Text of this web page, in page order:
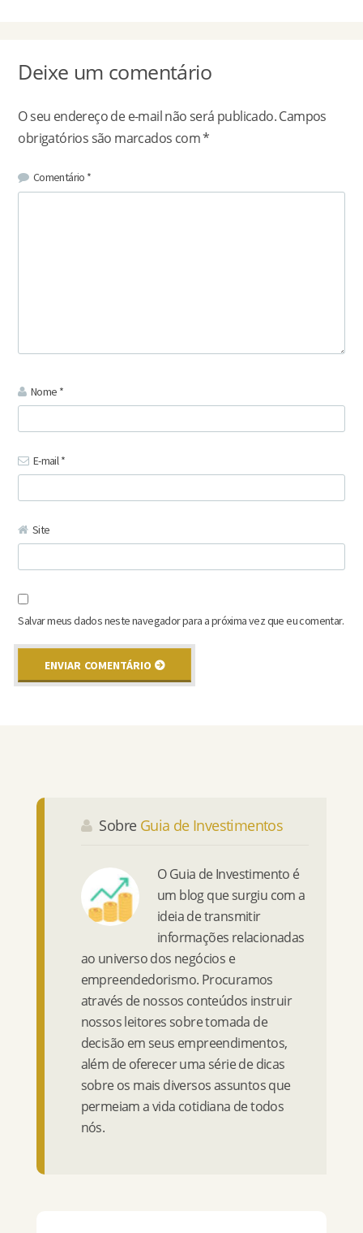
Deixe um comentário
O seu endereço de e-mail não será publicado.Campos
obrigatórios são marcados com*
Comentário *
Nome *
E-mail*
Site
Salvar meus dados neste navegador para a próxima vez que eu comentar.
Sobre Guia de Investimentos
O Guia de Investimento é
um blog que surgiu com a
ideia de transmitir
informações relacionadas
ao universo dos negócios e
empreendedorismo. Procuramos
através de nossos conteúdos instruir
nossos leitores sobre tomada de
decisão em seus empreendimentos,
além de oferecer uma série de dicas
sobre os mais diversos assuntos que
permeiam a vida cotidiana de todos
nós.